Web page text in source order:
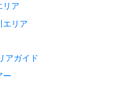
ア
リア
アガイド
ー